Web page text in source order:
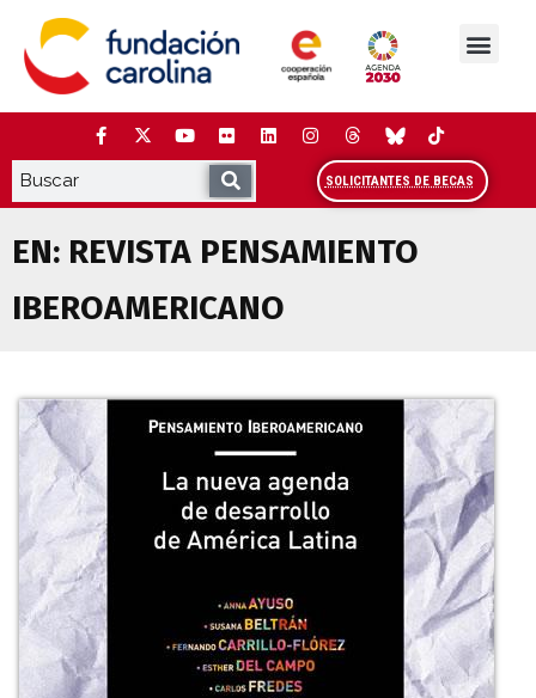
contenido
SOLICITANTES DE BECAS
EN: REVISTA PENSAMIENTO
IBEROAMERICANO